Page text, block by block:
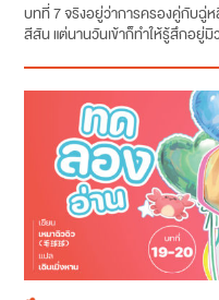
บทที่ 7 จริงอยู่ว่าการครองคู่กับฉู่
สีสัน แต่นานวันเข้าก็ทำให้รู้สึกอยู่มิ